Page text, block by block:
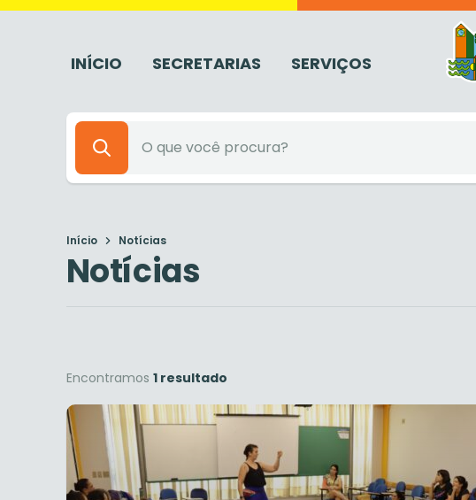
INÍCIO SECRETARIAS SERVIÇOS
Início Notícias
Notícias
Encontramos 1 resultado